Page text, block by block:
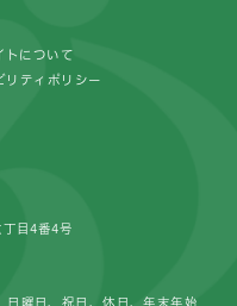
トについて
リティポリシー
目4番4号
日曜日、祝日、休日、年末年始